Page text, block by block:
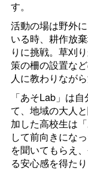
す。
活動の場は野外
いる時、耕作放
りに挑戦。草刈
策の柵の設置な
人に教わりなが
「あそLab」は
て、地域の大人
加した高校生は
して前向きにな
を聞いてもらえ
る安心感を得たり